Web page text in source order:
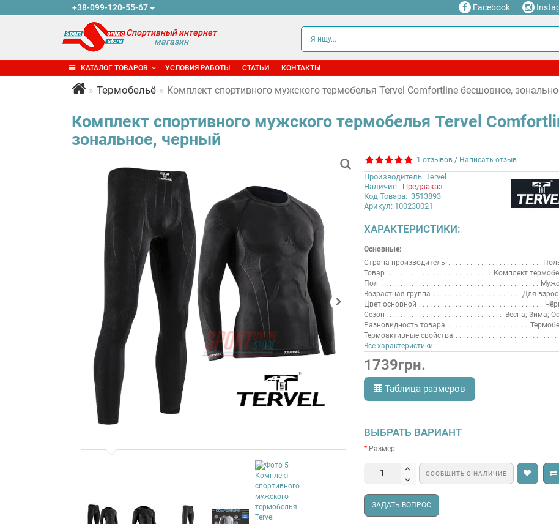
+38-099-120-55-67 Facebook
Спортивный интернет
магазин
КАТАЛОГ ТОВАРОВ УСЛОВИЯ РАБОТЫ СТАТЬИ КОНТАКТЫ
Термобельё Комплект спортивного мужского термобелья Tervel Comfortline бесшовное,
Комплект спортивного мужского термобелья Tervel
зональное, черный
1 отзывов / Написать отзыв
Производитель Tervel
Наличие: Предзаказ
Код Товара: 3513893
Арикул: 100230021
ХАРАКТЕРИСТИКИ:
Основные:
Страна производитель
Товар
Комплект
Пол
Возрастная группа
Для
Цвет основной
Сезон
Весна; Зима;
Разновидность товара
Термоактивные свойства
Все характеристики:
1739грн.
Таблица размеров
ВЫБРАТЬ ВАРИАНТ
Размер
СООБЩИТЬ О НАЛИЧИЕ
ЗАДАТЬ ВОПРОС